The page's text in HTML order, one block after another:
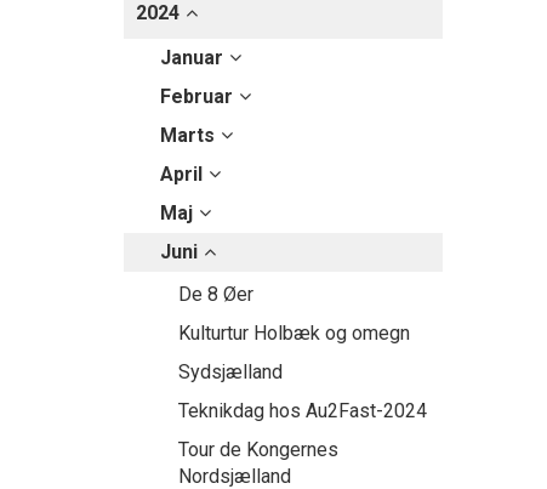
2024
Januar
Februar
Marts
April
Maj
Juni
De 8 Øer
Kulturtur Holbæk og omegn
Sydsjælland
Teknikdag hos Au2Fast-2024
Tour de Kongernes
Nordsjælland